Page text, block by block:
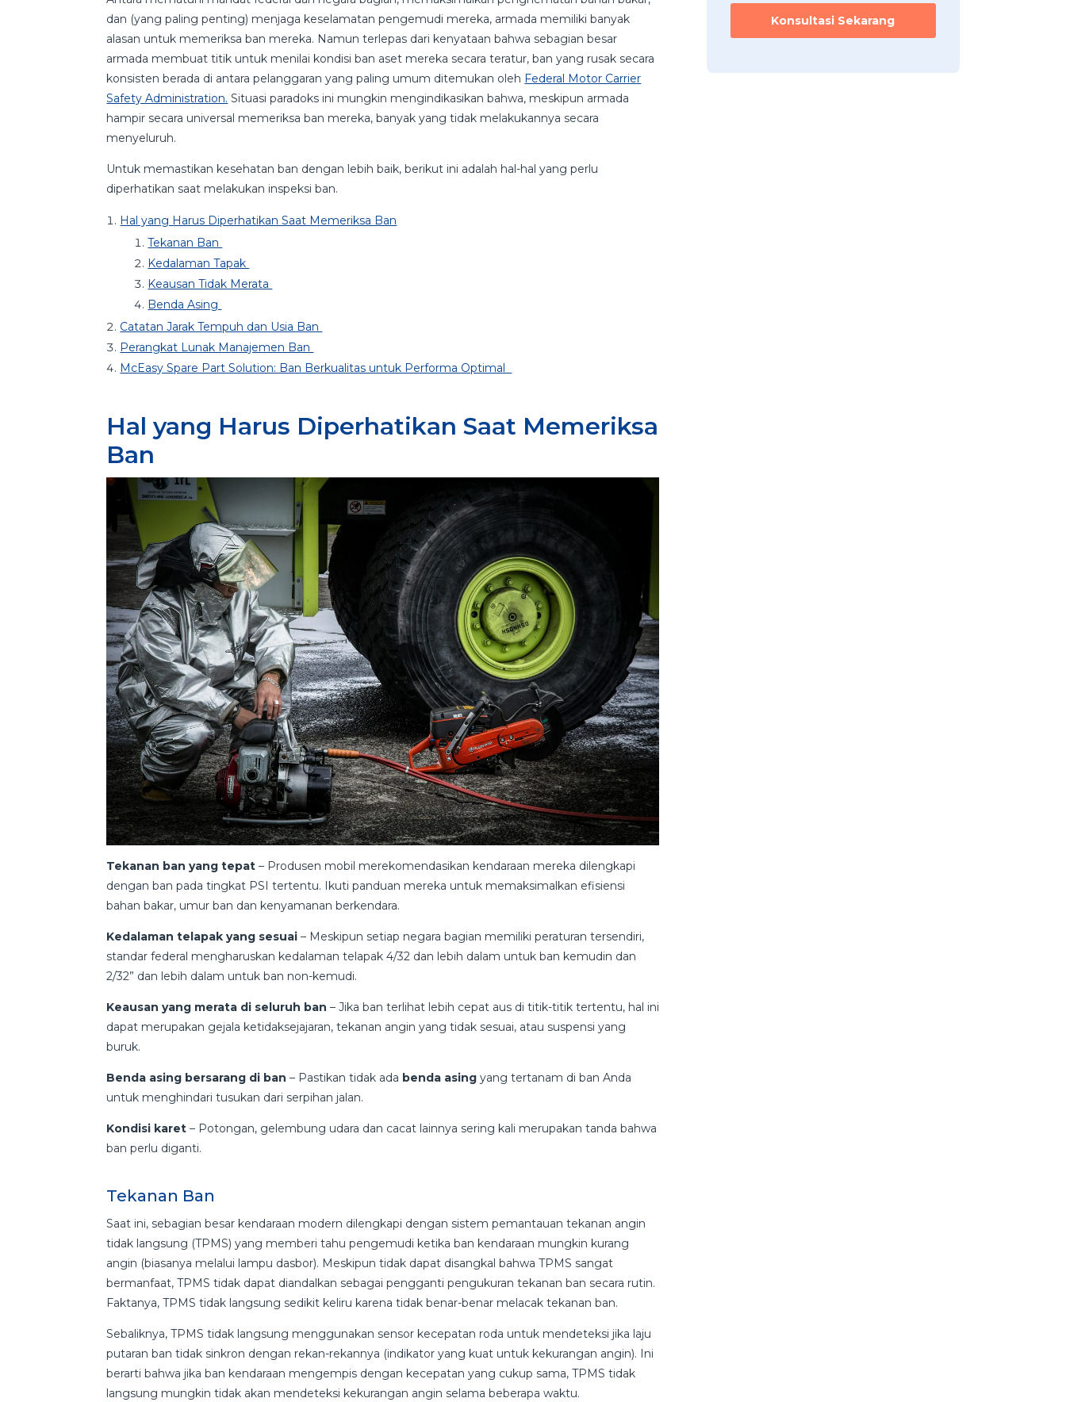
dan (yang paling penting) menjaga keselamatan pengemudi mereka, armada memiliki banyak
alasan untuk memeriksa ban mereka. Namun terlepas dari kenyataan bahwa sebagian besar
armada membuat titik untuk menilai kondisi ban aset mereka secara teratur, ban yang rusak secara
konsisten berada di antara pelanggaran yang paling umum ditemukan oleh Federal Motor Carrier
Safety Administration. Situasi paradoks ini mungkin mengindikasikan bahwa, meskipun armada
hampir secara universal memeriksa ban mereka, banyak yang tidak melakukannya secara
menyeluruh.
Untuk memastikan kesehatan ban dengan lebih baik, berikut ini adalah hal-hal yang perlu
diperhatikan saat melakukan inspeksi ban.
Hal yang Harus Diperhatikan Saat Memeriksa Ban
Tekanan Ban
Kedalaman Tapak
Keausan Tidak Merata
Benda Asing
Catatan Jarak Tempuh dan Usia Ban
Perangkat Lunak Manajemen Ban
McEasy Spare Part Solution: Ban Berkualitas untuk Performa Optimal
Hal yang Harus Diperhatikan Saat Memeriksa
Ban
Tekanan ban yang tepat – Produsen mobil merekomendasikan kendaraan mereka dilengkapi
dengan ban pada tingkat PSI tertentu. Ikuti panduan mereka untuk memaksimalkan efisiensi
bahan bakar, umur ban dan kenyamanan berkendara.
Kedalaman telapak yang sesuai – Meskipun setiap negara bagian memiliki peraturan tersendiri,
standar federal mengharuskan kedalaman telapak 4/32 dan lebih dalam untuk ban kemudin dan
2/32” dan lebih dalam untuk ban non-kemudi.
Keausan yang merata di seluruh ban – Jika ban terlihat lebih cepat aus di titik-titik tertentu, hal ini
dapat merupakan gejala ketidaksejajaran, tekanan angin yang tidak sesuai, atau suspensi yang
buruk.
Benda asing bersarang di ban – Pastikan tidak ada benda asing yang tertanam di ban Anda
untuk menghindari tusukan dari serpihan jalan.
Kondisi karet – Potongan, gelembung udara dan cacat lainnya sering kali merupakan tanda bahwa
ban perlu diganti.
Tekanan Ban
Saat ini, sebagian besar kendaraan modern dilengkapi dengan sistem pemantauan tekanan angin
tidak langsung (TPMS) yang memberi tahu pengemudi ketika ban kendaraan mungkin kurang
angin (biasanya melalui lampu dasbor). Meskipun tidak dapat disangkal bahwa TPMS sangat
bermanfaat, TPMS tidak dapat diandalkan sebagai pengganti pengukuran tekanan ban secara rutin.
Faktanya, TPMS tidak langsung sedikit keliru karena tidak benar-benar melacak tekanan ban.
Sebaliknya, TPMS tidak langsung menggunakan sensor kecepatan roda untuk mendeteksi jika laju
putaran ban tidak sinkron dengan rekan-rekannya (indikator yang kuat untuk kekurangan angin). Ini
berarti bahwa jika ban kendaraan mengempis dengan kecepatan yang cukup sama, TPMS tidak
langsung mungkin tidak akan mendeteksi kekurangan angin selama beberapa waktu.
Konsultasi Sekarang